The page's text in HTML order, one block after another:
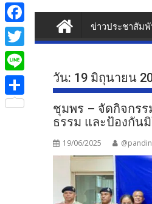
ข่าวประชาสัม
วัน: 19 มิถุนายน
ชุมพร – จัดกิจกร
ธรรม และป้องกัน
19/06/2025
F
a
c
e
b
T
w
i
L
iS